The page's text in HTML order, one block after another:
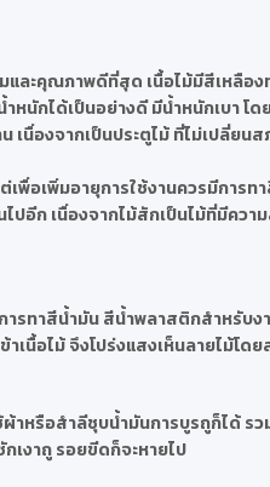
และคุณภาพดีที่สุด เนื้อไม้มีสีเหลือง
หนักได้เป็นอย่างดี มีน้ำหนักเบา โด
เนื่องจากเป็นประตูไม้ ที่ไม่เปลี่ยน
อเพิ่มอายุการใช้งานควรมีการท
อีก เนื่องจากไม้สักเป็นไม้ที่มีควา
รทาสีน้ำมัน สีน้ำพลาสติกสำหรับงา
เนื้อไม้ จึงโปร่งแสงเห็นลายไม้โด
ผ้าหรือสำลีชุบน้ำมันการบูรถูก็ได้ ร
เงาถู รอยขีดก็จะหายไป